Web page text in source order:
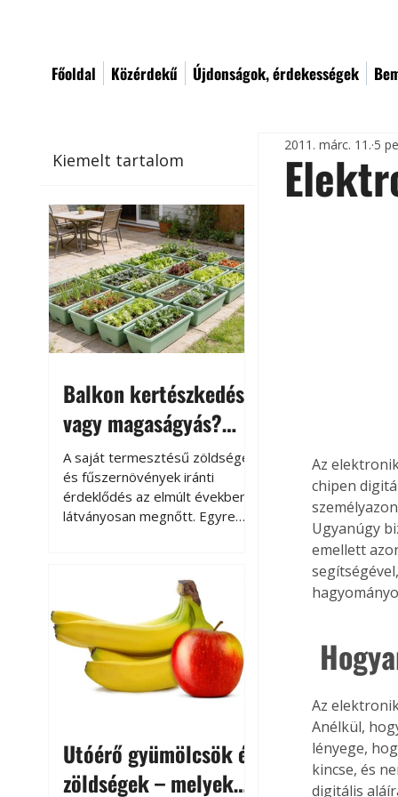
Főoldal Közérdekű Újdonságok, érdekességek
Kiemelt tartalom
Balkon kertészkedés
vagy magaságyás?
Helytakarékos
kertészkedés
A saját termesztésű zöldségek
és fűszernövények iránti
érdeklődés az elmúlt években
látványosan megnőtt. Egyre
kertészkedés sokak számára
kikapcsolódást és feltöltődést
is jelent.
Utóérő gyümölcsök és
zöldségek – melyek
2011. márc. 11. 5
Az
chipen
Ugyanúgy
emellett
Az
Anélkül,
lényege,
kincse, és
digitális